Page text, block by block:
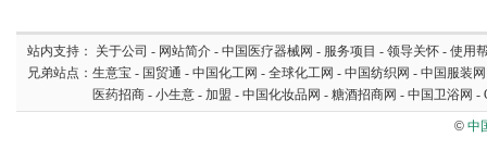
站内支持： 关于公司 - 网站简介 - 中国医疗器械网 - 服务项目 - 领导关怀 - 使用
兄弟站点： 生意宝 - 国贸通 - 中国化工网 - 全球化工网 - 中国纺织网 - 中国服装网
医药招商 - 小生意 - 加盟 - 中国化妆品网 - 糖酒招商网 - 中国卫浴网 -
© 中